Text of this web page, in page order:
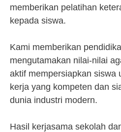
memberikan pelatihan
kepada siswa.
Kami memberikan
mengutamakan nilai-nilai
aktif mempersiapkan siswa
kerja yang kompeten dan
dunia industri modern.
Hasil kerjasama sekolah